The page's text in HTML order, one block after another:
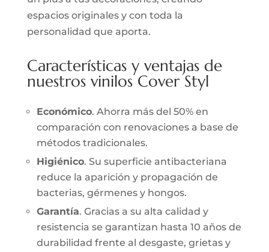
espacios originales y con toda la
personalidad que aporta.
Características y ventajas de
nuestros vinilos Cover Styl
Económico. Ahorra más del 50% en
comparación con renovaciones a base de
métodos tradicionales.
Higiénico. Su superficie antibacteriana
reduce la aparición y propagación de
bacterias, gérmenes y hongos.
Garantía. Gracias a su alta calidad y
resistencia se garantizan hasta 10 años de
durabilidad frente al desgaste, grietas y